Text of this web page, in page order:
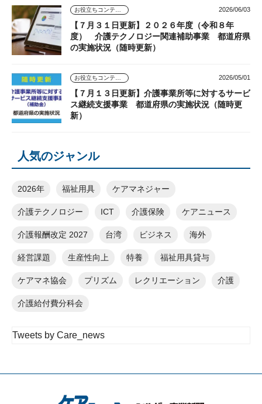
2026/06/03
【７月３１日更新】２０２６年度（令和８年
度） 介護テクノロジー関連補助事業 都道府県
の実施状況（随時更新）
2026/05/01
【７月１３日更新】介護事業所等に対するサービ
ス継続支援事業 都道府県の実施状況（随時更
新）
人気のジャンル
2026年 福祉用具 ケアマネジャー
介護テクノロジー ICT 介護保険 ケアニュース
介護報酬改定 2027 台湾 ビジネス 海外
経営課題 生産性向上 特養 福祉用具貸与
ケアマネ協会 プリズム レクリエーション 介護
介護給付費分科会
Tweets by Care_news